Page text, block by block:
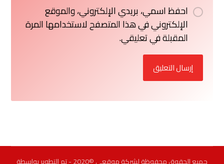
احفظ اسمي، بريدي الإلكتروني، والموقع
الإلكتروني في هذا المتصفح لاستخدامها المرة
المقبلة في تعليقي.
إرسال التعليق
جميع الحقوق محفوظة لشركة موقعي ©2020 - تم التطوير بواسطة